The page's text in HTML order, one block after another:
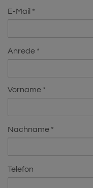
E-Mail
Anrede
Vorname
Nachname
Telefon